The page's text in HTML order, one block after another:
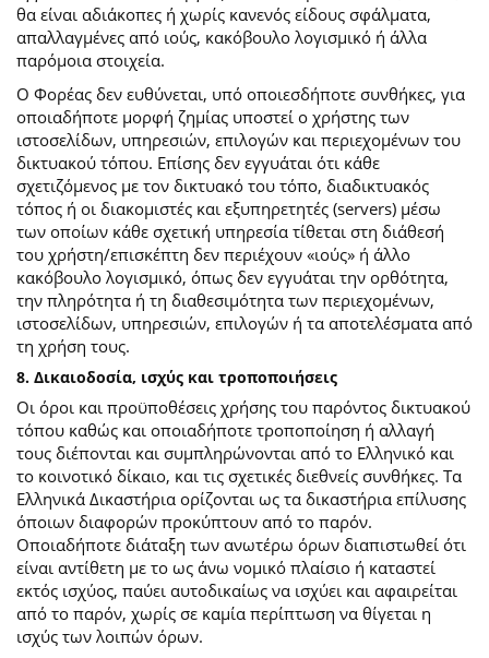
θα είναι αδιάκοπες ή χωρίς κανενός είδους σφάλματα,
απαλλαγμένες από ιούς, κακόβουλο λογισμικό ή άλλα
παρόμοια στοιχεία.
Ο Φορέας δεν ευθύνεται, υπό οποιεσδήποτε συνθήκες, για
οποιαδήποτε μορφή ζημίας υποστεί ο χρήστης των
ιστοσελίδων, υπηρεσιών, επιλογών και περιεχομένων του
δικτυακού τόπου. Επίσης δεν εγγυάται ότι κάθε
σχετιζόμενος με τον δικτυακό του τόπο, διαδικτυακός
τόπος ή οι διακομιστές και εξυπηρετητές (servers) μέσω
των οποίων κάθε σχετική υπηρεσία τίθεται στη διάθεσή
του χρήστη/επισκέπτη δεν περιέχουν «ιούς» ή άλλο
κακόβουλο λογισμικό, όπως δεν εγγυάται την ορθότητα,
την πληρότητα ή τη διαθεσιμότητα των περιεχομένων,
ιστοσελίδων, υπηρεσιών, επιλογών ή τα αποτελέσματα από
τη χρήση τους.
8. Δικαιοδοσία, ισχύς και τροποποιήσεις
Οι όροι και προϋποθέσεις χρήσης του παρόντος δικτυακού
τόπου καθώς και οποιαδήποτε τροποποίηση ή αλλαγή
τους διέπονται και συμπληρώνονται από το Ελληνικό και
το κοινοτικό δίκαιο, και τις σχετικές διεθνείς συνθήκες. Τα
Ελληνικά Δικαστήρια ορίζονται ως τα δικαστήρια επίλυσης
όποιων διαφορών προκύπτουν από το παρόν.
Οποιαδήποτε διάταξη των ανωτέρω όρων διαπιστωθεί ότι
είναι αντίθετη με το ως άνω νομικό πλαίσιο ή καταστεί
εκτός ισχύος, παύει αυτοδικαίως να ισχύει και αφαιρείται
από το παρόν, χωρίς σε καμία περίπτωση να θίγεται η
ισχύς των λοιπών όρων.